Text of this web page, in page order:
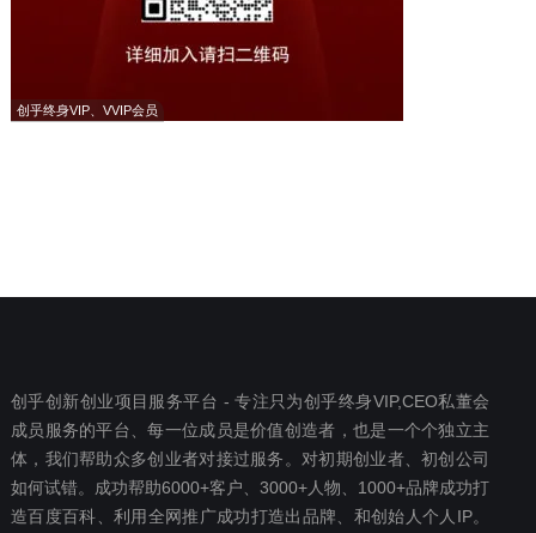
创乎终身VIP、VVIP会员
创乎创新创业项目服务平台 - 专注只为创乎终身VIP,CEO私董会
成员服务的平台、每一位成员是价值创造者，也是一个个独立主
体，我们帮助众多创业者对接过服务。对初期创业者、初创公司
如何试错。成功帮助6000+客户、3000+人物、1000+品牌成功打
造百度百科、利用全网推广成功打造出品牌、和创始人个人IP。